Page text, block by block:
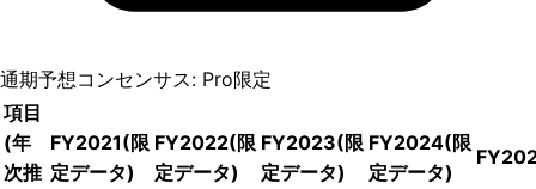
通期予想コンセンサス: Pro限定
項目
(年
次推
FY2021(限
定データ)
FY2022(限
定データ)
FY2023(限
定データ)
FY2024(限
定データ)